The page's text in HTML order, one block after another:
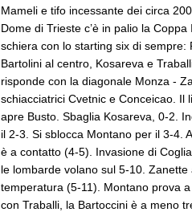
Mameli e tifo incessante dei circa
Dome di Trieste c’è in palio la
schiera con lo starting six di
Bartolini al centro, Kosareva e
risponde con la diagonale Monza -
schiacciatrici Cvetnic e Conceicao. Il
apre Busto. Sbaglia Kosareva, 0-2.
il 2-3. Si sblocca Montano per il 3-4.
è a contatto (4-5). Invasione di
le lombarde volano sul 5-10.
temperatura (5-11). Montano prova
con Traballi, la Bartoccini è a meno